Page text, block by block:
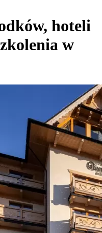
hoteli
w